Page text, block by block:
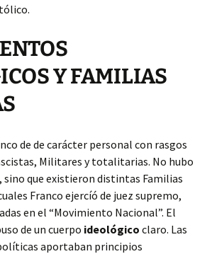
Y FAMILIAS
de de carácter personal con rasgos
Militares y totalitarias. No hubo
sino que existieron distintas Familias
Franco ejercíó de juez supremo,
en el “Movimiento Nacional”. El
de un cuerpo ideológico claro. Las
aportaban principios